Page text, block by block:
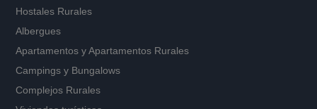
Hostales Rurales
Albergues
Apartamentos yApartamentos Rurales
Campings y Bungalows
Complejos Rurales